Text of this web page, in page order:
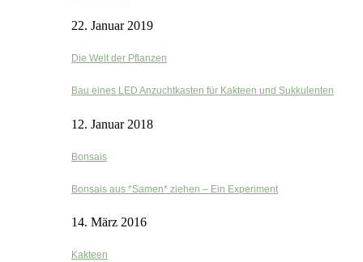
22. Januar 2019
Die Welt der Pflanzen
Bau eines LED Anzuchtkasten für Kakteen und Sukkulenten
12. Januar 2018
Bonsais
Bonsais aus *Samen* ziehen – Ein Experiment
14. März 2016
Kakteen